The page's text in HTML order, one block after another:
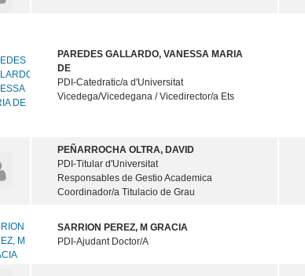
PAREDES GALLARDO, VANESSA MARIA
DE
PDI-Catedratic/a d'Universitat
Vicedega/Vicedegana / Vicedirector/a Ets
PEÑARROCHA OLTRA, DAVID
PDI-Titular d'Universitat
Responsables de Gestio Academica
Coordinador/a Titulacio de Grau
SARRION PEREZ, M GRACIA
PDI-Ajudant Doctor/A